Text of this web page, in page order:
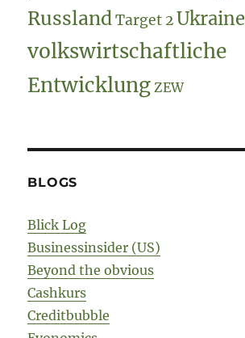
Russland Target 2 Ukraine
volkswirtschaftliche
Entwicklung ZEW
BLOGS
Blick Log
Businessinsider (US)
Beyond the obvious
Cashkurs
Creditbubble